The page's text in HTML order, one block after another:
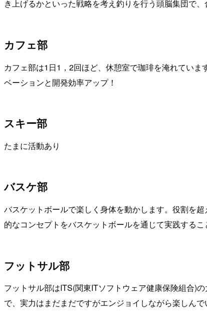
き上げるかといった戦略を考え釣りを行う頭脳集団で
カフェ部
カフェ部は1日1，2回ほど、休憩室で珈琲を淹れてい
ベーションと開発効率アップ！
スキー部
たまに活動あり
バスケ部
バスケットボールで楽しく身体を動かします。役割を
的なコンセプトをバスケットボールを通じて実践するこ
フットサル部
フットサル部はITS(関東ITソフトウェア健康保険組合)
で、実力はまだまだですがエンジョイしながら楽しんで